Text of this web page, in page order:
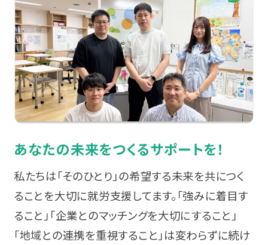
就労選択支援
就労支援実績
スタッフボイス
スタッフ育成の仕組み
統合失調症
うつ病
双極性障害（双極症）
不安障害
パニック障害（パニック症）
強迫性障害（強迫症）
神奈川
埼玉
千葉
甲信越・北陸
新潟
制度について
相談会・イベントに参加する
ピックアップ情報
カテゴリーからイベントを探す
就職相談会
プログラム体験会
あなたの未来をつくるサポートを！
私たちは「そのひとり」の希望する未来を共につく
ることを大切に就労支援してます。「強みに着目す
ること」「企業とのマッチングを大切にすること」
「地域との連携を重視すること」は変わらずに続け